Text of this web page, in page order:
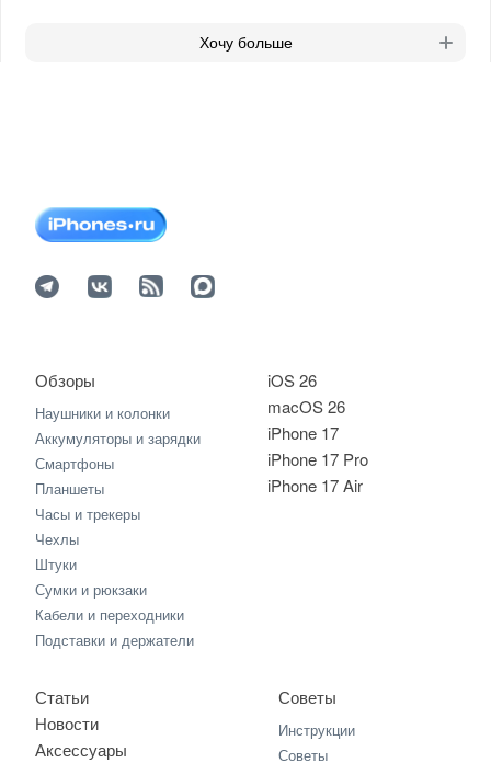
Хочу больше
iOS 26
macOS 26
iPhone 17
iPhone 17 Pro
iPhone 17 Air
Обзоры
Наушники и колонки
Аккумуляторы и зарядки
Смартфоны
Планшеты
Часы и трекеры
Чехлы
Штуки
Сумки и рюкзаки
Кабели и переходники
Подставки и держатели
Статьи
Новости
Аксессуары
Советы
Инструкции
Советы